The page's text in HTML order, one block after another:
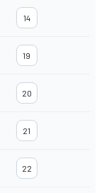
14
19
20
21
22